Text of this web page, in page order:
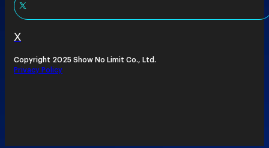
X
Copyright 2025 Show No Limit Co., Ltd.
Privacy Policy